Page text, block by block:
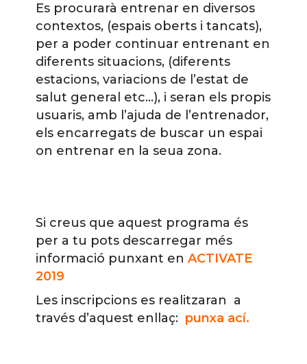
Es procurarà entrenar en diversos
contextos, (espais oberts i tancats),
per a poder continuar entrenant en
diferents situacions, (diferents
estacions, variacions de l’estat de
salut general etc…), i seran els propis
usuaris, amb l’ajuda de l’entrenador,
els encarregats de buscar un espai
on entrenar en la seua zona.
Si creus que aquest programa és
per a tu pots descarregar més
informació punxant en ACTIVATE
2019
Les inscripcions es realitzaran a
través d’aquest enllaç: punxa ací.